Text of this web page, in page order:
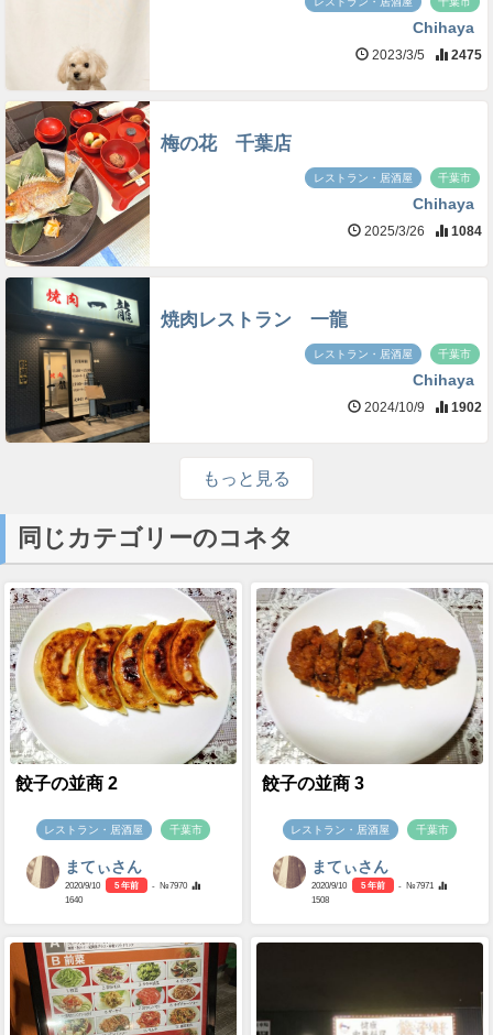
Chihaya
2023/3/5 2475
梅の花 千葉店
レストラン・居酒屋 千葉市
Chihaya
2025/3/26 1084
焼肉レストラン 一龍
レストラン・居酒屋 千葉市
Chihaya
2024/10/9 1902
もっと見る
同じカテゴリーのコネタ
餃子の並商 2
レストラン・居酒屋 千葉市
まてぃさん
2020/9/10 5 年前
- №7970
1640
餃子の並商 3
レストラン・居酒屋 千葉市
まてぃさん
2020/9/10 5 年前
- №7971
1508